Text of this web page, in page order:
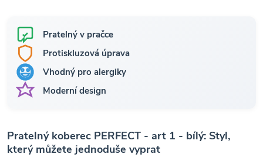
Pratelný v pračce
Protiskluzová úprava
Vhodný pro alergiky
Moderní design
Pratelný koberec PERFECT - art 1 - bílý: Styl,
který můžete jednoduše vyprat